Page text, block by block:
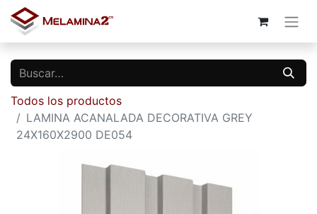
Todos los productos
LAMINA ACANALADA DECORATIVA GREY
24X160X2900 DE054